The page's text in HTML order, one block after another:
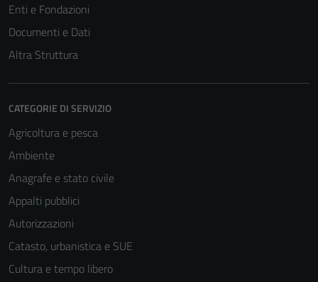
Enti e Fondazioni
Documenti e Dati
Altra Struttura
CATEGORIE DI SERVIZIO
Agricoltura e pesca
Ambiente
Anagrafe e stato civile
Appalti pubblici
Autorizzazioni
Catasto, urbanistica e SUE
Cultura e tempo libero